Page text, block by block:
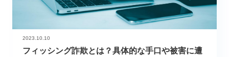
2023.10.10
フィッシング詐欺とは？具体的な手口や被害に遭